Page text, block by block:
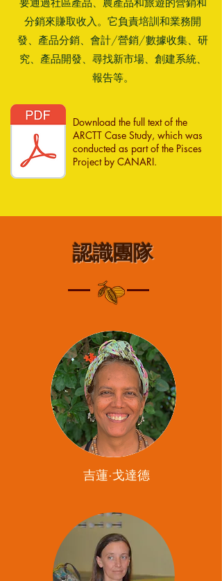
分銷來賺取收入。它負責培訓和業務開
發、產品分銷、會計/營銷/數據收集、研
究、產品開發、尋找新市場、創建系統、
報告等。
Download the full text of the
ARCTT Case Study, which was
conducted as part of the Pisces
Project by CANARI.
認識團隊
吉蓮·戈達德